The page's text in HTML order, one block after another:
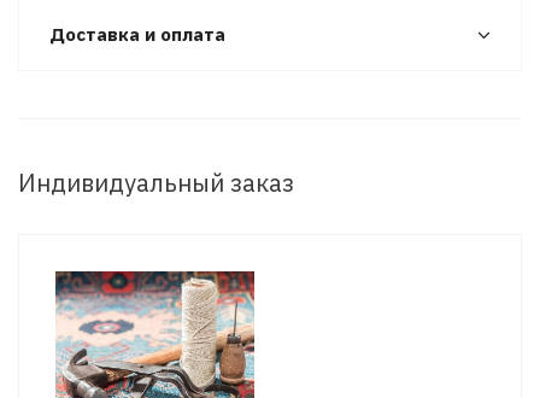
Доставка и оплата
Индивидуальный заказ